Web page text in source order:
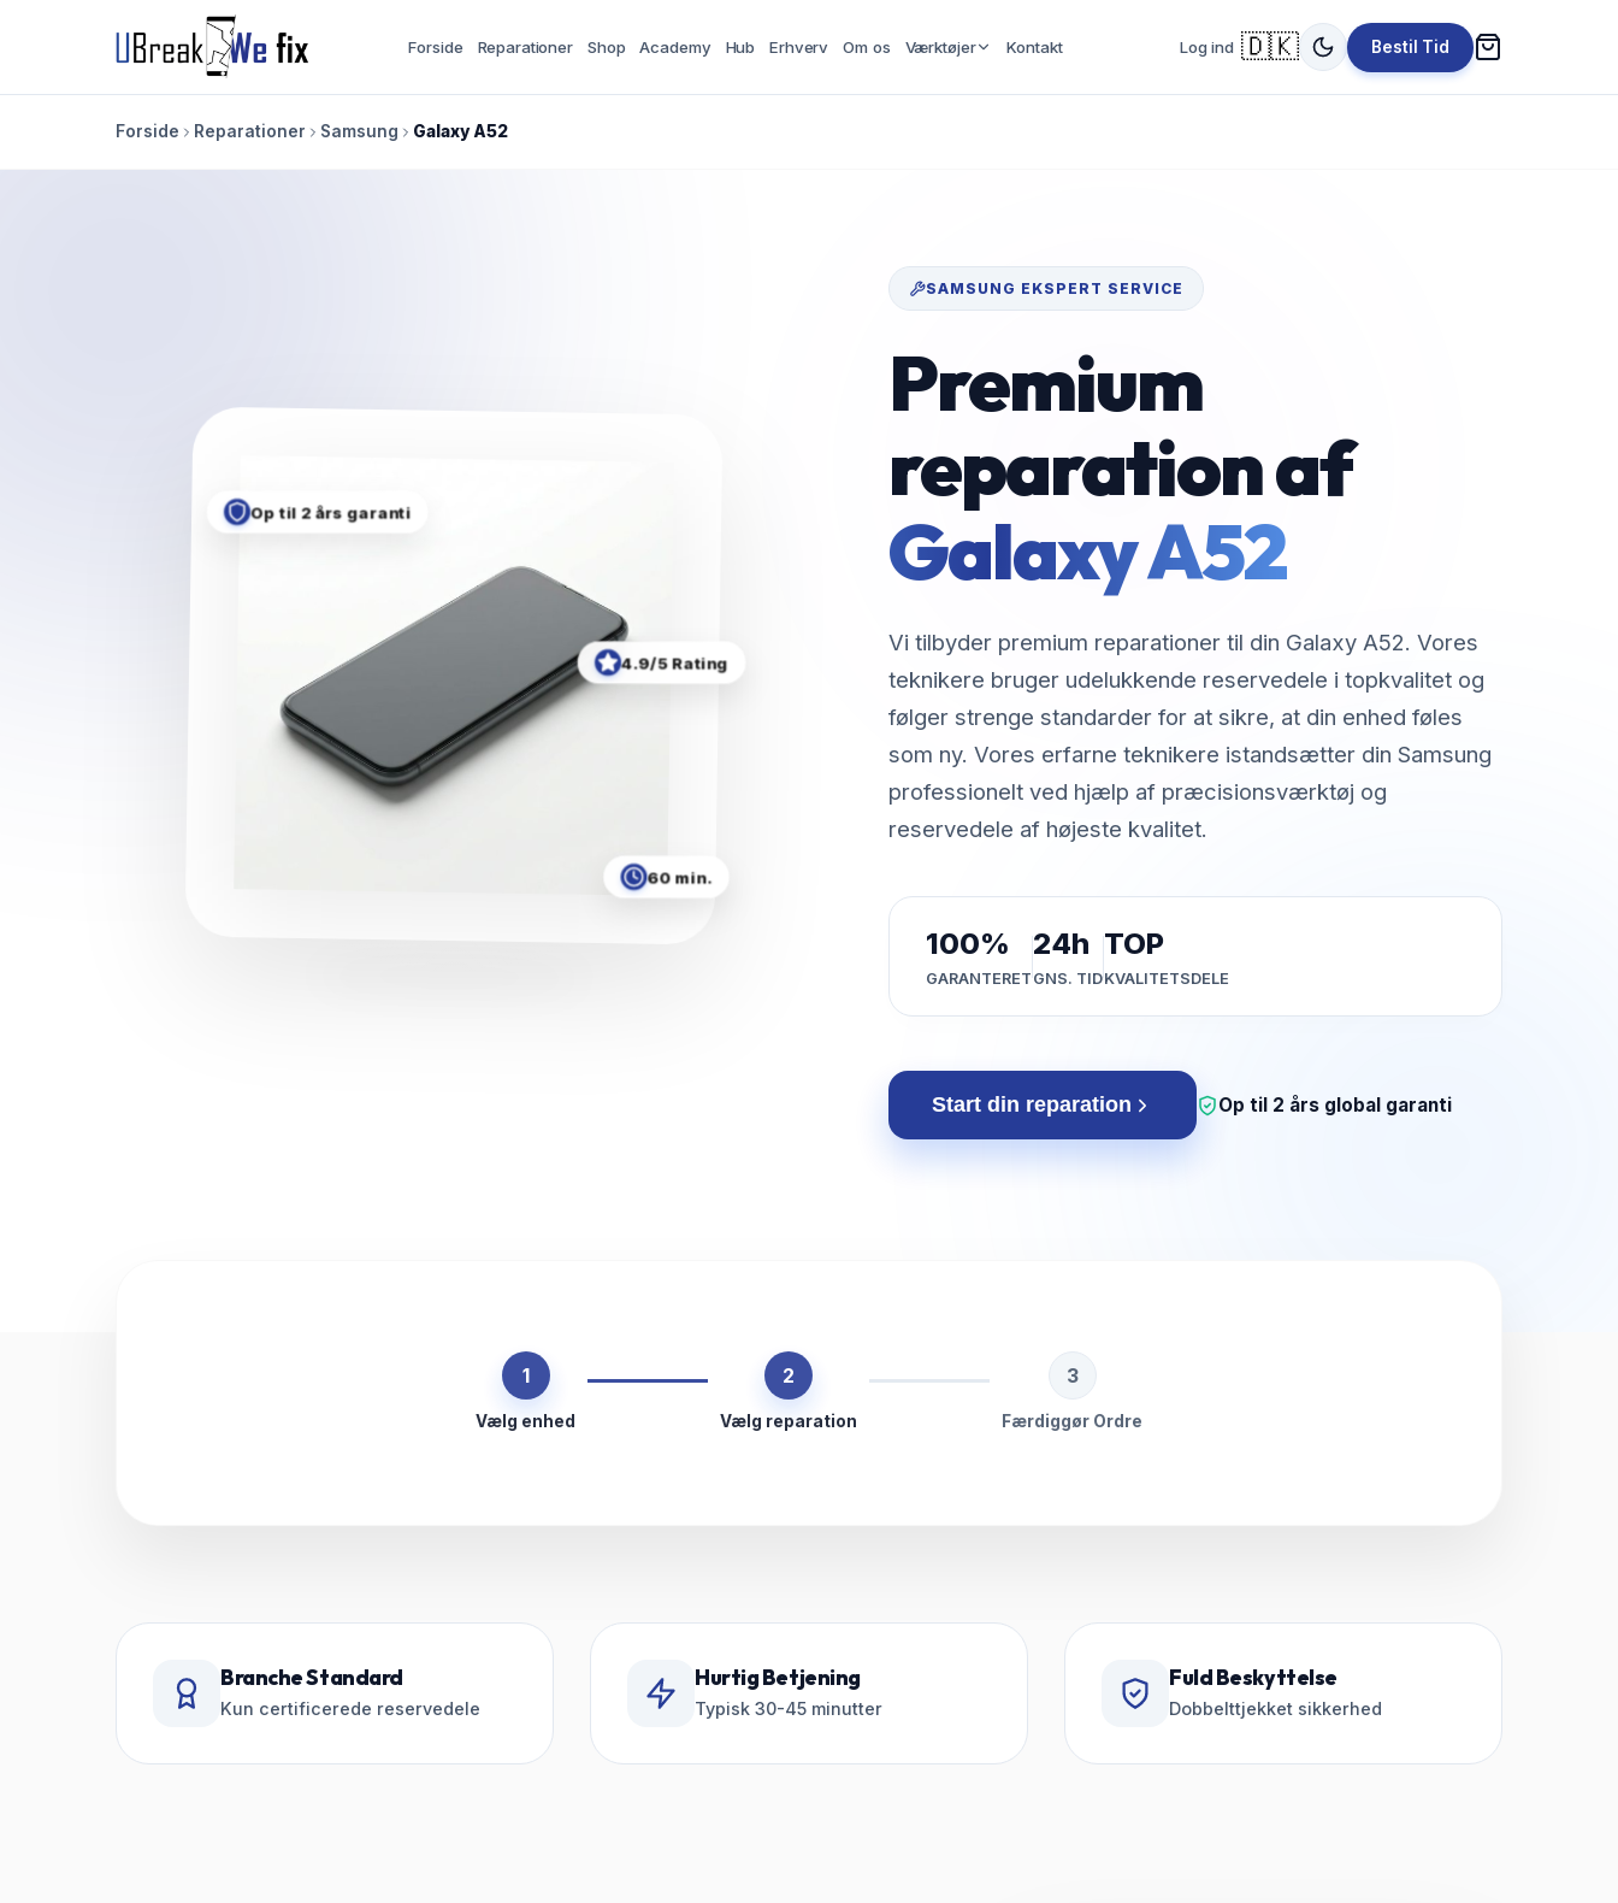
Forside Reparationer Shop Academy Hub Erhverv Om os Værktøjer Kontakt Log ind 🇩🇰 Bestil Tid
Forside Reparationer Samsung Galaxy A52
Op til 2 års garanti
60 min.
4.9/5 Rating
SAMSUNG EKSPERT SERVICE
Premium
reparation af
Galaxy A52
Vi tilbyder premium reparationer til din Galaxy A52. Vores
teknikere bruger udelukkende reservedele i topkvalitet og
følger strenge standarder for at sikre, at din enhed føles
som ny. Vores erfarne teknikere istandsætter din Samsung
professionelt ved hjælp af præcisionsværktøj og
reservedele af højeste kvalitet.
100%
GARANTERET
24h
GNS. TID
TOP
KVALITETSDELE
Start din reparation Op til 2 års global garanti
1
Vælg enhed
2
Vælg reparation
3
Færdiggør Ordre
Branche Standard
Kun certificerede reservedele
Hurtig Betjening
Typisk 30-45 minutter
Fuld Beskyttelse
Dobbelttjekket sikkerhed